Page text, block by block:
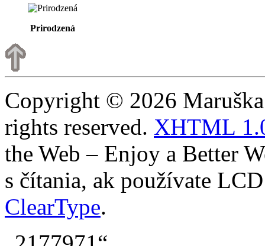
Prirodzená
Copyright © 2026
rights reserved. XHTML
the Web – Enjoy a Better
s čítania, ak používate
ClearType.